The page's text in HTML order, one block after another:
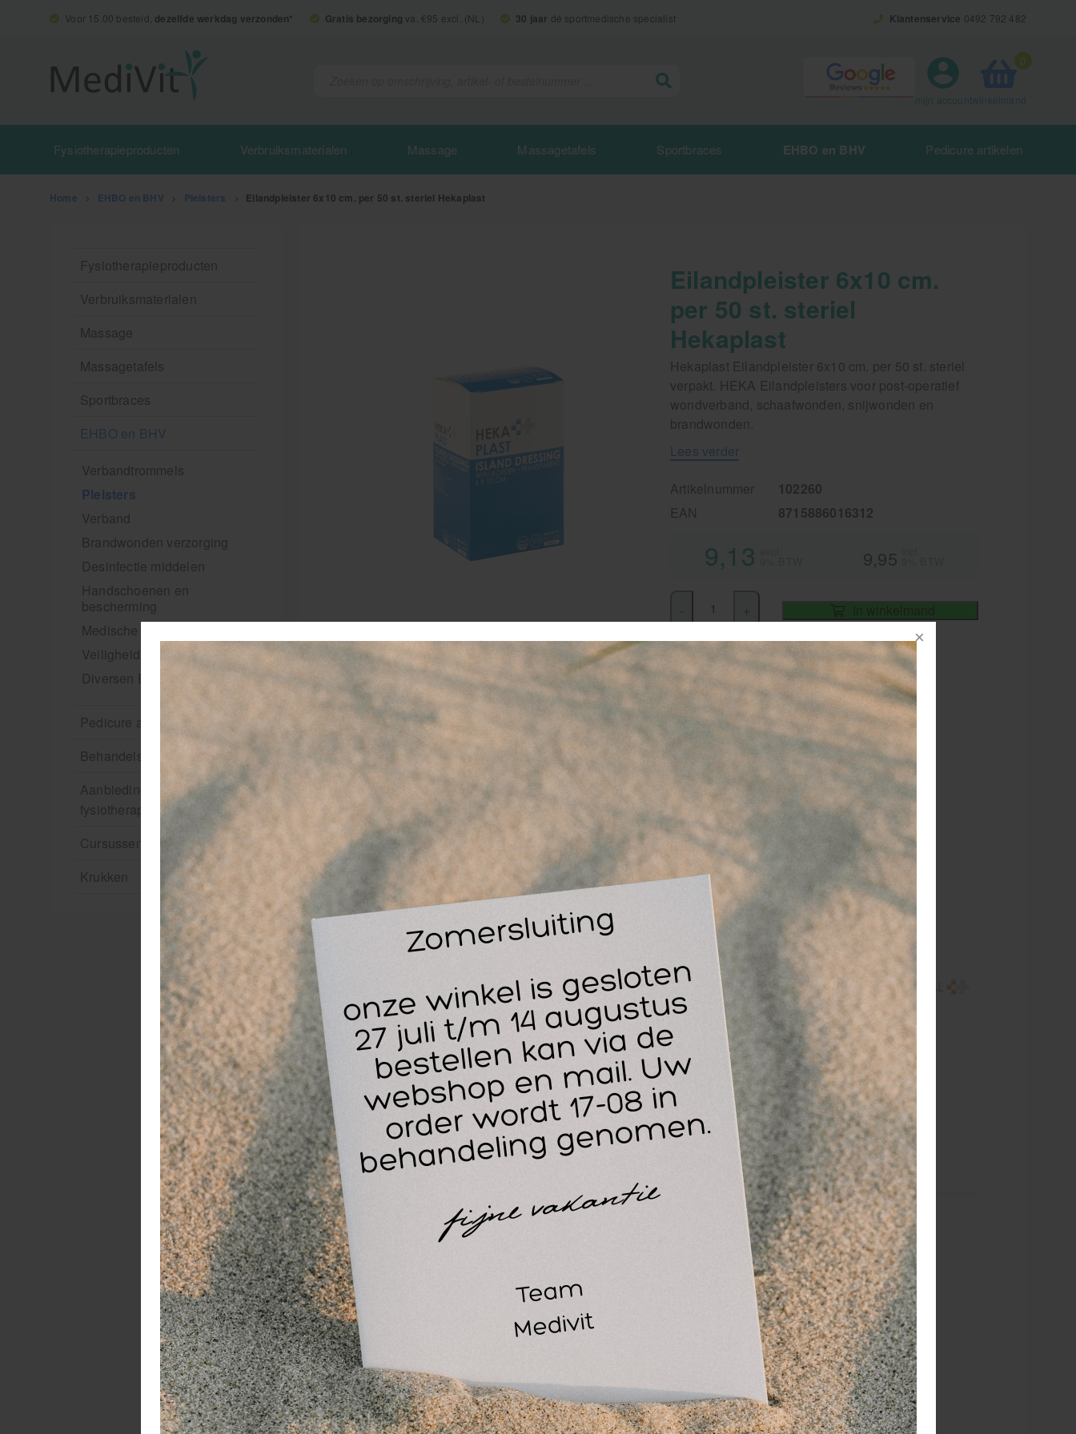
Voor 15.00 besteld, dezelfde werkdag verzonden* Gratis bezorging va. €95 excl. (NL) 30 jaar dé sportmedische specialist Klantenservice 0492 792 482
0
mijn account
Fysiotherapieproducten Verbruiksmaterialen Massage Massagetafels Sportbraces EHBO en BHV Pedicure artikelen
Home EHBO en BHV Pleisters Eilandpleister 6x10 cm. per 50 st. steriel Hekaplast
Fysiotherapieproducten
Verbruiksmaterialen
Massage
Massagetafels
Sportbraces
EHBO en BHV
Verbandtrommels
Pleisters
Verband
Brandwonden verzorging
Desinfectie middelen
Handschoenen en
bescherming
Medische hulpmiddelen
Veiligheidshesjes
Diversen EHBO en BHV
Pedicure artikelen
Behandelstoel elektrisch
Aanbiedingen groothandel
fysiotherapie en massage
Cursussen
Krukken
Eilandpleister 6x10 cm.
per 50 st. steriel
Hekaplast
Hekaplast Eilandpleister 6x10 cm. per 50 st. steriel
verpakt. HEKA Eilandpleisters voor post-operatief
wondverband, schaafwonden, snijwonden en
brandwonden.
Lees verder
Artikelnummer
102260
EAN
8715886016312
9,13 9,95
In winkelmand
favoriet
voor 15.00 bestelddezelfde werkdag
verzonden!
GRATIS
bezorging va. €95,- excl. btw
retourgarantie
30 jaar dé paramedisch specialist
Eilandpleister 6x10 cm. per 50 st. steriel Hekaplast
Eilandpleister, elastisch, zelfklevend wondverband.
- Doosje à 50 stuks
- Non-woven
- rekbare ruglaag
- absorberend kompres
- niet verklevend
- sterke (hypoallergene) kleeflaag, eenvoudig te verwijderen
- voorzien van afgeronde hoeken
- steriel.
Wellicht ook interessant